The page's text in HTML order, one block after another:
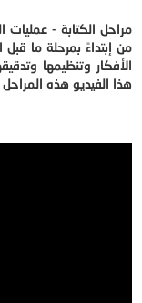
مراحل الكتابة - عمليات
من إبتداءً بمرحلة ما قبل
الأفكار وتنظيمها
هذا الفيديو هذه